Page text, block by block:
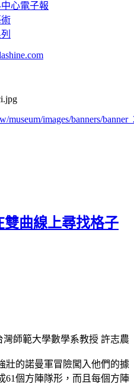
心電子報
museum/images/banners/
曲線上尋找格子
灣師範大學數學系教授 許志農
壯的諾曼軍冒險闖入他們的據
61個方陣隊形，而且每個方陣